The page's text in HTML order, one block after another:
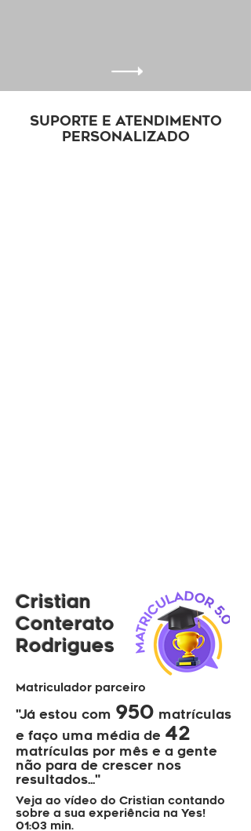
SUPORTE E ATENDIMENTO
PERSONALIZADO
Cristian
Conterato
Rodrigues
Matriculador parceiro
"Já estou com 950 matrículas
e faço uma média de 42
matrículas por mês e a gente
não para de crescer nos
resultados..."
Veja ao vídeo do Cristian contando
sobre a sua experiência na Yes!
01:03 min.